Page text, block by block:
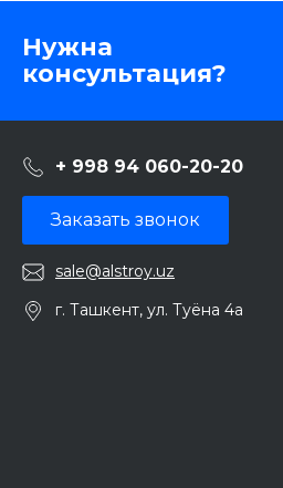
Нужна
консультация?
+ 998 94 060-20-20
Заказать звонок
sale@alstroy.uz
г. Ташкент, ул. Туёна 4а